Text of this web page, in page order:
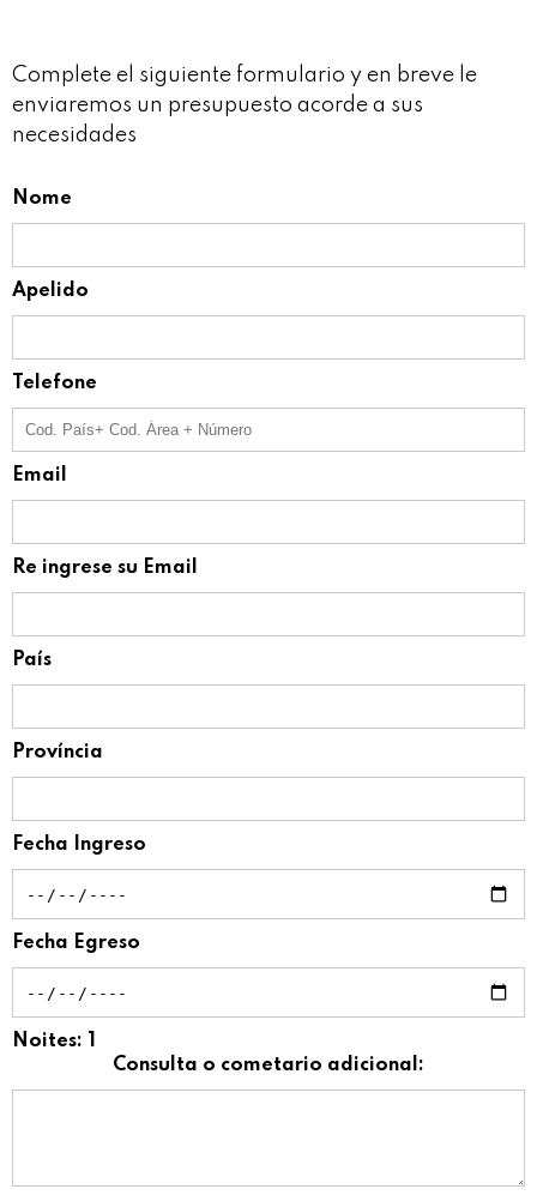
Complete el siguiente formulario y en breve le
enviaremos un presupuesto acorde a sus
necesidades
Nome
Apelido
Telefone
Email
Re ingrese su Email
País
Província
Fecha Ingreso
Fecha Egreso
Noites:
Consulta o cometario adicional: